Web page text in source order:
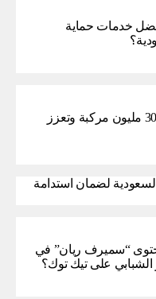
خدمات حماية
GAC تتجاوز حاجز 30 مليون مركبة وتعزز
لضمان استدامة
“سميرف ريان” في
الشبابي على تيك توك؟